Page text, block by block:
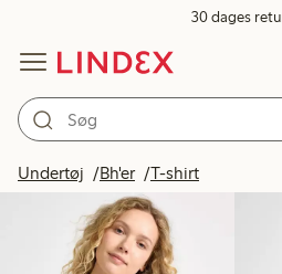
30 dages
Undertøj Bh'er T-shirt